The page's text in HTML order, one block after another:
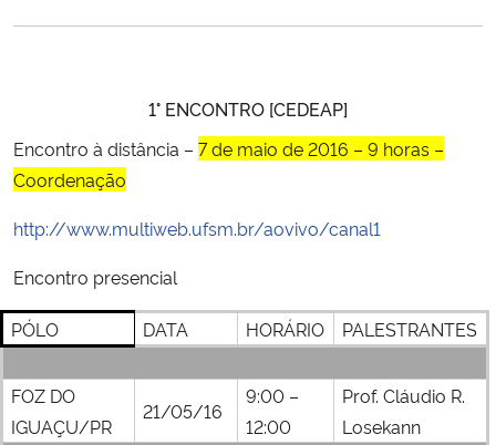
1° ENCONTRO [CEDEAP]
Encontro à distância – 7 de maio de 2016 – 9 horas –
Coordenação
http://www.multiweb.ufsm.br/aovivo/canal1
Encontro presencial
PÓLO DATA HORÁRIO PALESTRANTES
FOZ DO
IGUAÇU/PR
21/05/16
9:00 –
12:00
Prof. Cláudio R.
Losekann